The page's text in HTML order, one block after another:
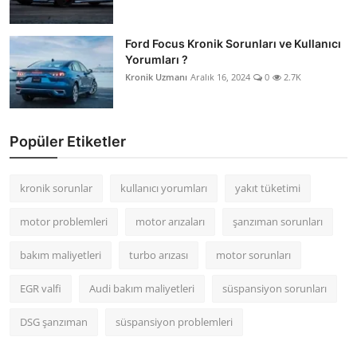
Ford Focus Kronik Sorunları ve Kullanıcı
Yorumları ?
Kronik Uzmanı Aralık 16, 2024 0 2.7K
Popüler Etiketler
kronik sorunlar kullanıcı yorumları yakıt tüketimi
motor problemleri motor arızaları şanzıman sorunları
bakım maliyetleri turbo arızası motor sorunları
EGR valfi Audi bakım maliyetleri süspansiyon sorunları
DSG şanzıman süspansiyon problemleri